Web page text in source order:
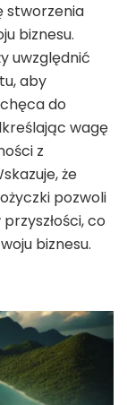
stworzenia
biznesu.
uwzględnić
aby
do
wagę
z
że
pozwoli
co
biznesu.